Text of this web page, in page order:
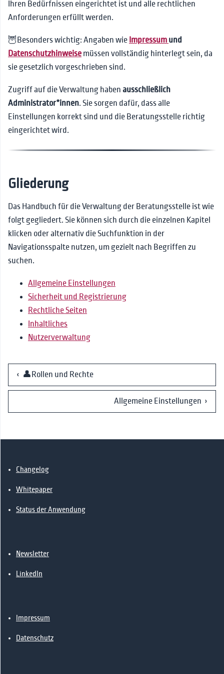
Notfallschlüssel
Profil-Personalisierung
Textbausteine
Weitere Einstellungen
Beratungsübersicht
Beratungsverlauf
Nachricht-Ebene
Nachrichten
Entwürfe
Sprachnachrichten
Markierungen
Logbuch
Notizen
Suchfunktion
Druck und PDFs
Wechsel der
Sonderaufgaben für
Termine anlegen
Termine verwalten
Buchungen und
Einladungen
Termin betreten
Funktionen im Chat
Individuelles Sprechzimmer
Protokollierung
Hotline-Modus
👫Interne Kommunikation
📰News
❓FAQs
🚨Leitfaden für Notfälle
🔗Kontakt
Ihren Bedürfnissen eingerichtet ist und alle rechtlichen
Anforderungen erfüllt werden.
🦉Besonders wichtig: Angaben wie Impressum und
Datenschutzhinweise müssen vollständig hinterlegt sein, da
sie gesetzlich vorgeschrieben sind.
Zugriff auf die Verwaltung haben ausschließlich
Administrator*innen. Sie sorgen dafür, dass alle
Einstellungen korrekt sind und die Beratungsstelle richtig
eingerichtet wird.
Gliederung
Das Handbuch für die Verwaltung der Beratungsstelle ist wie
folgt gegliedert. Sie können sich durch die einzelnen Kapitel
klicken oder alternativ die Suchfunktion in der
Navigationsspalte nutzen, um gezielt nach Begriffen zu
suchen.
Allgemeine Einstellungen
Sicherheit und Registrierung
Rechtliche Seiten
Inhaltliches
Nutzerverwaltung
‹ 👤Rollen und Rechte
Allgemeine Einstellungen ›
Changelog
Whitepaper
Status der Anwendung
Newsletter
LinkedIn
Impressum
Datenschutz